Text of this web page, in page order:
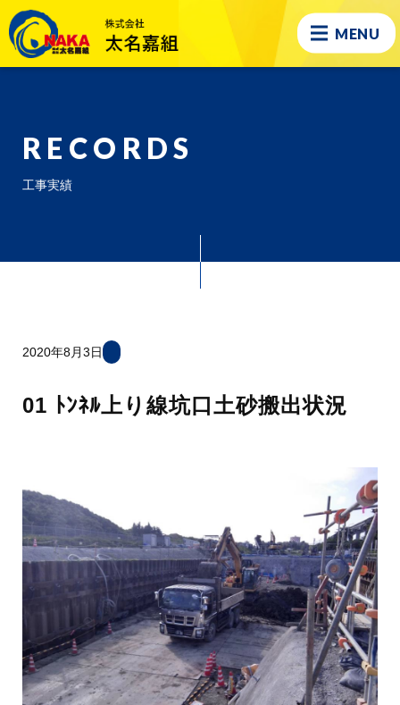
MENU
RECORDS
工事実績
2020年8月3日
01 ﾄﾝﾈﾙ上り線坑口土砂搬出状況